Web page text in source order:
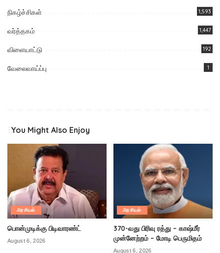
நிகழ்ச்சிகள் 1,593
வர்த்தகம் 1,447
விளையாட்டு 192
வேலைவாய்ப்பு 1
You Might Also Enjoy
அரசியல்
பொன்முடிக்கு பிடிவாரண்ட்
August 6, 2026
அரசியல்
370-வது பிரிவு ரத்து – காஷ்மீர்
முன்னேற்றம் – மோடி பெருமிதம்
August 6, 2026